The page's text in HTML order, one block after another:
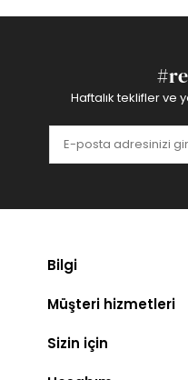
Haftalık teklifler ve
Bilgi
Müşteri hizmetleri
Sizin için